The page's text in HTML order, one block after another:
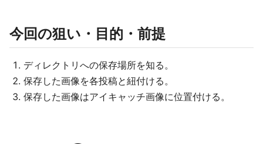
今回の狙い・目的・前提
ディレクトリへの保存場所を知る。
保存した画像を各投稿と紐付ける。
保存した画像はアイキャッチ画像に位置付ける。